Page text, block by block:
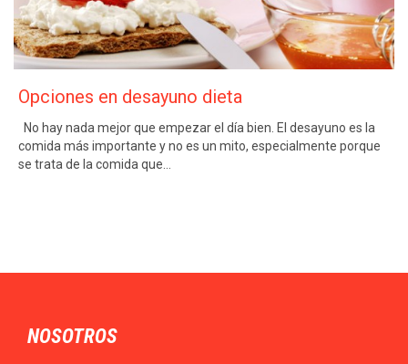
Opciones en desayuno dieta
No hay nada mejor que empezar el día bien. El desayuno es la
comida más importante y no es un mito, especialmente porque
se trata de la comida que…
NOSOTROS